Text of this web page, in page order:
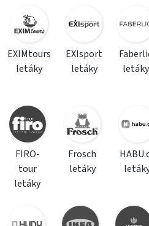
EXIMtours
letáky
EXIsport
letáky
letáky
FIRO-
tour
letáky
Frosch
letáky